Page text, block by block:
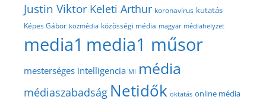
Justin Viktor Keleti Arthur koronavírus kutatás
Képes Gábor közmédia közösségi média magyar médiahelyzet
media1 media1 műsor
mesterséges intelligencia MI média
médiaszabadság Netidők oktatás online média